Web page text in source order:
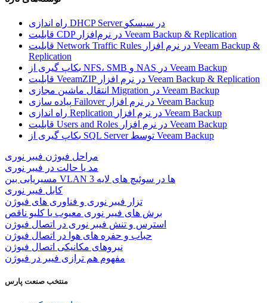
راه اندازی DHCP Server در سیسکو
قابلیت CDP در نرم‌افزار Veeam Backup & Replication
قابلیت Network Traffic Rules در نرم افزار Veeam Backup &
Replication
بکاپ گیری از NFS، SMB و NAS در Veeam Backup
قابلیت VeeamZIP در نرم افزار Veeam Backup & Replication
انتقال ماشین مجازی Migration در Veeam Backup
پیاده سازی Failover در نرم افزار Veeam Backup
راه اندازی Replication در نرم افزار Veeam Backup
قابلیت Users and Roles در نرم افزار Veeam Backup
بکاپ گیری از SQL Server توسط Veeam Backup
مراحل فیوژن فیبر نوری
مد یا حالت در فیبر نوری
مسیریابی بین VLAN ها در سوئیچ های لایه 3
کابل فیبر نوری
تزار فیبر نوری و فناوری های فیوژن
برش های فیبر نوری معیوب یا کلیو ناقص
استرس و تنش فیبر نوری در اتصال فیوژن
حباب و حفره‌ های هوا در اتصال فیوژن
نیروهای مکانیکی اتصال فیوژن
مفهوم هم ترازی فیبر در فیوژن
منتخب صنعت پارس